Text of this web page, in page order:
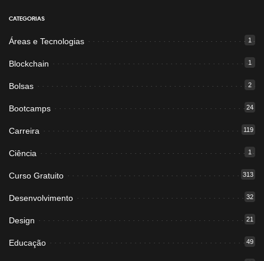
CATEGORIAS
Áreas e Tecnologias 1
Blockchain 1
Bolsas 2
Bootcamps 24
Carreira 119
Ciência 1
Curso Gratuito 313
Desenvolvimento 32
Design 21
Educação 49